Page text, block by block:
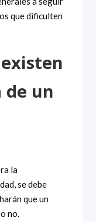
que dificulten
de un
la
se debe
que un
no.